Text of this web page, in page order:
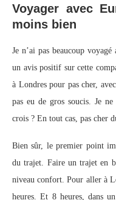
Voyager avec
moins bien
Je n’ai pas beaucoup
un avis positif sur cette
à Londres pour pas cher,
pas eu de gros soucis. Je
crois ? En tout cas, pas cher
Bien sûr, le premier point
du trajet. Faire un trajet en
niveau confort. Pour aller à
heures. Et 8 heures, dans